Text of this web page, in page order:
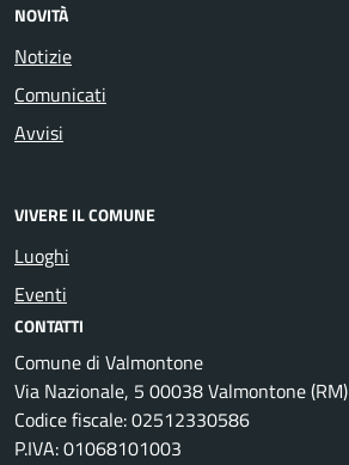
NOVITÀ
Notizie
Comunicati
Avvisi
VIVERE IL COMUNE
Luoghi
Eventi
CONTATTI
Comune di Valmontone
Via Nazionale, 5 00038 Valmontone (RM)
Codice fiscale: 02512330586
P.IVA: 01068101003